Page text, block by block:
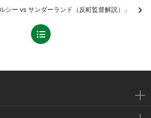
シー vs サンダーランド（反町監督解説）」